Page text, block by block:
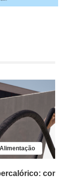
Alimentação